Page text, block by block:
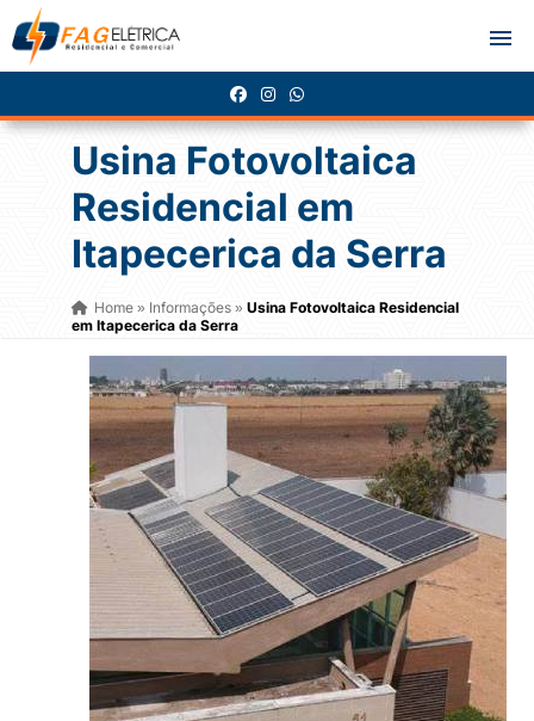
Usina Fotovoltaica
Residencial em
Itapecerica da Serra
Home» Informações » Usina Fotovoltaica Residencial
em Itapecerica da Serra